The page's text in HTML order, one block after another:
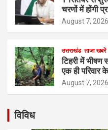
चरणों में होंगी
August 7, 2026
उत्तराखंड ताजा खबरें
टिहरी में भीषण
एक ही परिवार
August 7, 2026
विविध